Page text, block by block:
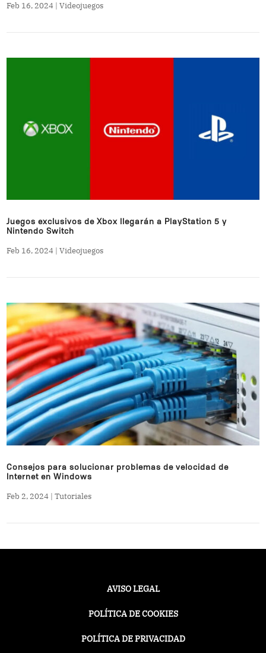
Feb 16, 2024 |Videojuegos
Juegos exclusivos de Xbox llegarán a PlayStation 5 y
Nintendo Switch
Feb 16, 2024 |Videojuegos
Consejos para solucionar problemas de velocidad de
Internet en Windows
Feb 2, 2024 |Tutoriales
AVISO LEGAL
POLÍTICA DE COOKIES
POLÍTICA DE PRIVACIDAD